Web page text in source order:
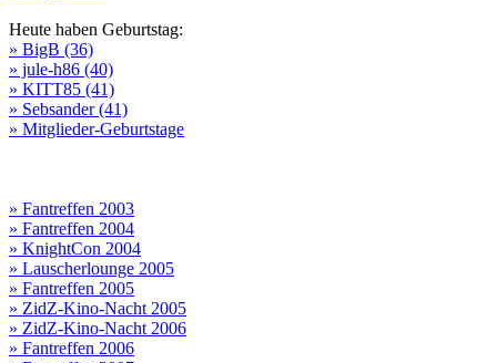
Heute haben Geburtstag:
» BigB (36)
» jule-h86 (40)
» KITT85 (41)
» Sebsander (41)
» Mitglieder-Geburtstage
» Fantreffen 2003
» Fantreffen 2004
» KnightCon 2004
» Lauscherlounge 2005
» Fantreffen 2005
» ZidZ-Kino-Nacht 2005
» ZidZ-Kino-Nacht 2006
» Fantreffen 2006